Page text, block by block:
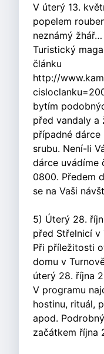
V úterý 13.
popelem
neznámý žhář…
Turistický
článku
http://
bytím
před vandaly a
případné
srubu. Není-li
dárce uvádíme
0800. Předem
se na Vaši
5) Úterý 28.
před Střelnicí v
Při příležitosti
domu v
úterý 28. října
V programu
hostinu, rituál,
apod.
začátkem října